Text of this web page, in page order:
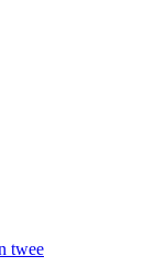
twee